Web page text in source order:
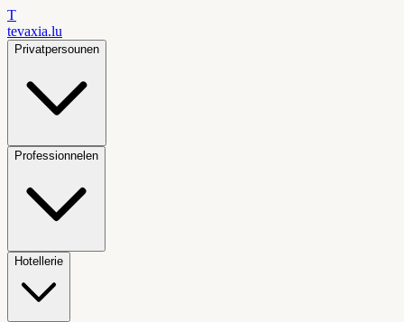
T
tevaxia.lu
Privatpersounen
Professionnelen
Hotellerie